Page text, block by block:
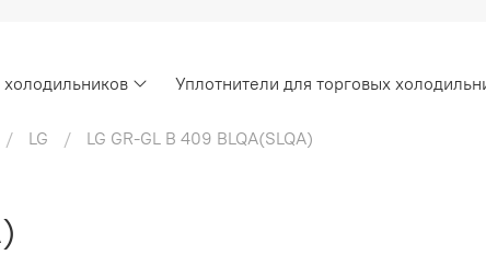
Уплотнители для торговых
LG LG GR-GL B 409 BLQA(SLQA)